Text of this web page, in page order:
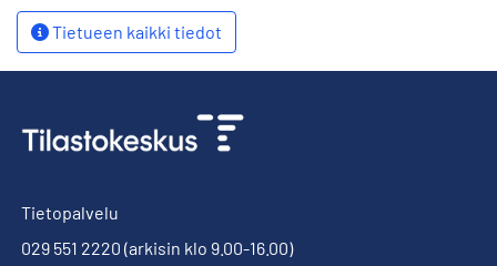
Tietueen kaikki tiedot
Tietopalvelu
029 551 2220 (arkisin klo 9.00-16.00)